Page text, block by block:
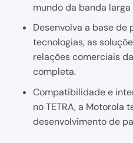
mundo da banda larga
Desenvolva a base de
tecnologias, as
relações comerciais
completa.
Compatibilidade e
no TETRA, a Motorola
desenvolvimento de